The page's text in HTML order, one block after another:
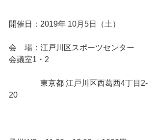
開催日：2019年 10月5日（土）
会　場：江戸川区スポーツセンター
会議室1・2
東京都 江戸川区西葛西4丁目2-
20